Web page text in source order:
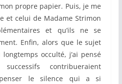
propre papier. Puis, je me
et celui de Madame Strimon
et qu’ils ne se
Enfin, alors que le sujet
occulté, j’ai pensé
contribueraient
le silence qui a si